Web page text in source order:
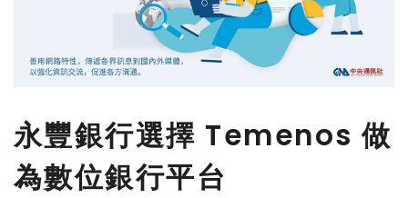
永豐銀行選擇 Temenos 做
為數位銀行平台